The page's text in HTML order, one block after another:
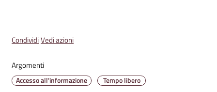
Trasparente
CondividiVedi azioni
Argomenti
Accesso all'informazione Tempo libero